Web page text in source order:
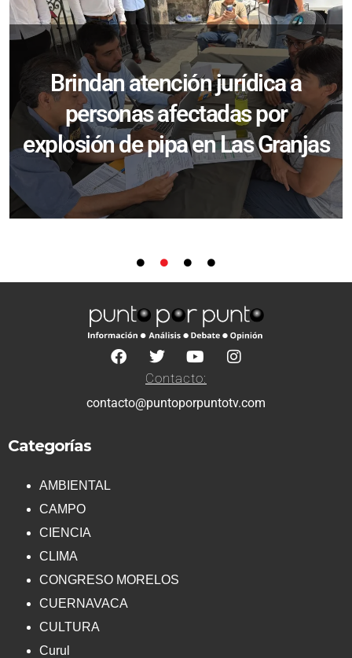
Brindan atención jurídica a
personas afectadas por
explosión de pipa en Las Granjas
Contacto:
contacto@puntoporpuntotv.com
Categorías
AMBIENTAL
CAMPO
CIENCIA
CLIMA
CONGRESO MORELOS
CUERNAVACA
CULTURA
Curul